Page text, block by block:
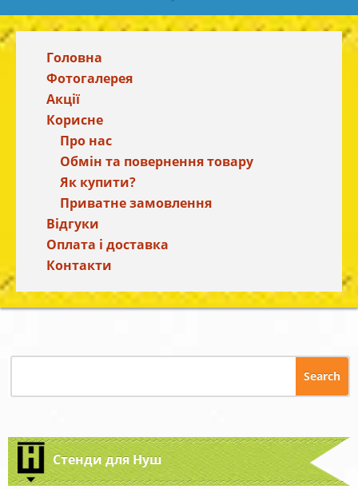
Головна
Фотогалерея
Акції
Корисне
Про нас
Обмін та повернення товару
Як купити?
Приватне замовлення
Відгуки
Оплата і доставка
Контакти
Стенди для Нуш